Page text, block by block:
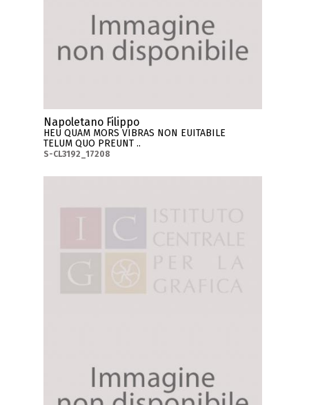
Napoletano Filippo
HEU QUAM MORS VIBRAS NON EUITABILE
TELUM QUO PREUNT ..
S-CL3192_17208